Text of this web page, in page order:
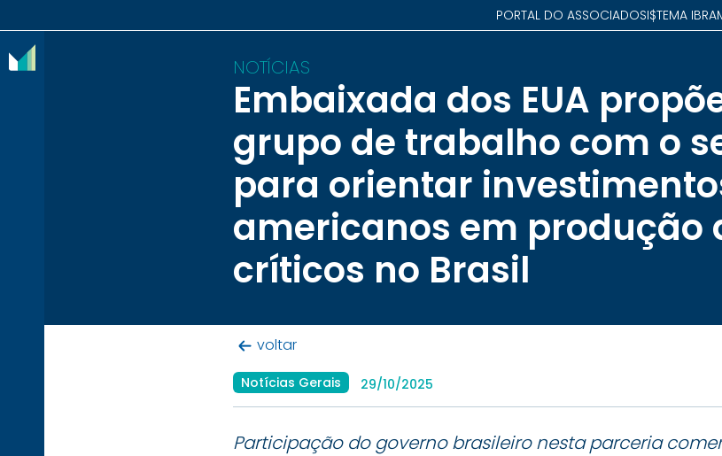
PORTAL DO ASSOCIADOSISTEMA
NOTÍCIAS
Embaixada dos EUA
grupo de trabalho com o
para orientar
americanos em produção
críticos no Brasil
voltar
Notícias Gerais 29/10/2025
Participação do governo brasileiro nesta parceria